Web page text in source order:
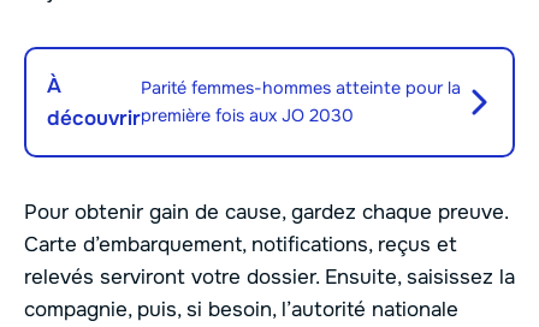
À
découvrir
Parité femmes-hommes atteinte pour la
première fois aux JO 2030
Pour obtenir gain de cause, gardez chaque preuve.
Carte d’embarquement, notifications, reçus et
relevés serviront votre dossier. Ensuite, saisissez la
compagnie, puis, si besoin, l’autorité nationale